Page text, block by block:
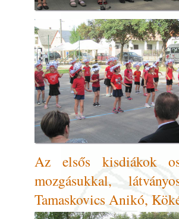
Az elsős kisdiákok
mozgásukkal,
Tamaskovics Anikó,